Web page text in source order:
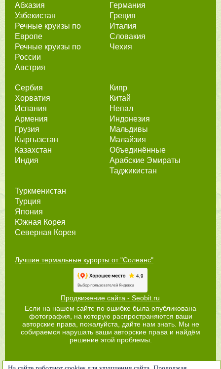
Абхазия
Узбекистан
Речные круизы по
Европе
Речные круизы по
России
Австрия
Германия
Греция
Италия
Словакия
Чехия
Сербия
Хорватия
Испания
Армения
Грузия
Кыргызстан
Казахстан
Индия
Кипр
Китай
Непал
Индонезия
Мальдивы
Малайзия
Объединённые
Арабские Эмираты
Таджикистан
Туркменистан
Турция
Япония
Южная Корея
Северная Корея
Лучшие термальные курорты от "Солеанс"
Продвижение сайта - Seobit.ru
Если на нашем сайте по ошибке была опубликована
фотография, на которую распространяются ваши
авторские права, пожалуйста, дайте нам знать. Мы не
собираемся нарушать ваши авторские права и найдём
решение этой проблемы.